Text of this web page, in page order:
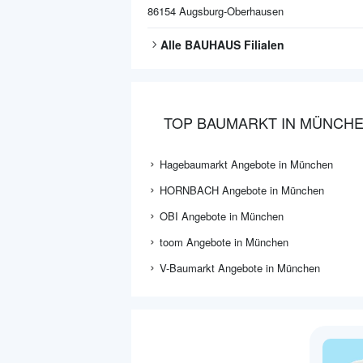
86154 Augsburg-Oberhausen
Alle BAUHAUS Filialen
TOP BAUMARKT IN
Hagebaumarkt Angebote in München
HORNBACH Angebote in München
OBI Angebote in München
toom Angebote in München
V-Baumarkt Angebote in München